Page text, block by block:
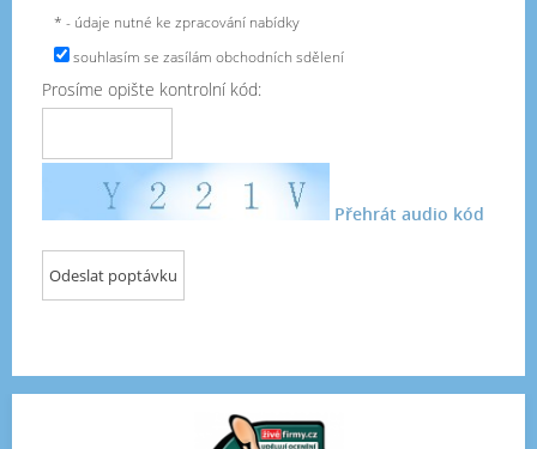
* - údaje nutné ke zpracování nabídky
souhlasím se zasílám obchodních sdělení
Prosíme opište kontrolní kód:
Přehrát audio kód